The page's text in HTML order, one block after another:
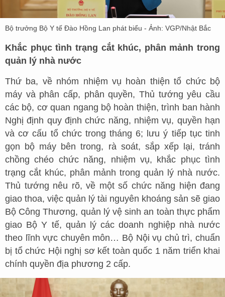
Bộ trưởng Bộ Y tế Đào Hồng Lan phát biểu - Ảnh: VGP/Nhật Bắc
Khắc phục tình trạng cắt khúc, phân mảnh trong
quản lý nhà nước
Thứ ba, về nhóm nhiệm vụ hoàn thiện tổ chức bộ
máy và phân cấp, phân quyền, Thủ tướng yêu cầu
các bộ, cơ quan ngang bộ hoàn thiện, trình ban hành
Nghị định quy định chức năng, nhiệm vụ, quyền hạn
và cơ cấu tổ chức trong tháng 6; lưu ý tiếp tục tinh
gọn bộ máy bên trong, rà soát, sắp xếp lại, tránh
chồng chéo chức năng, nhiệm vụ, khắc phục tình
trạng cắt khúc, phân mảnh trong quản lý nhà nước.
Thủ tướng nêu rõ, về một số chức năng hiện đang
giao thoa, việc quản lý tài nguyên khoáng sản sẽ giao
Bộ Công Thương, quản lý vệ sinh an toàn thực phẩm
giao Bộ Y tế, quản lý các doanh nghiệp nhà nước
theo lĩnh vực chuyên môn… Bộ Nội vụ chủ trì, chuẩn
bị tổ chức Hội nghị sơ kết toàn quốc 1 năm triển khai
chính quyền địa phương 2 cấp.